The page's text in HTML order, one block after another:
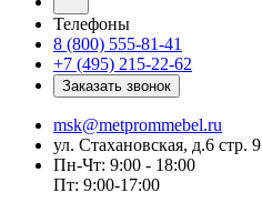
Телефоны
8 (800) 555-81-41
+7 (495) 215-22-62
Заказать звонок
msk@metprommebel.ru
ул. Стахановская, д.6 стр. 9
Пн-Чт: 9:00 - 18:00
Пт: 9:00-17:00